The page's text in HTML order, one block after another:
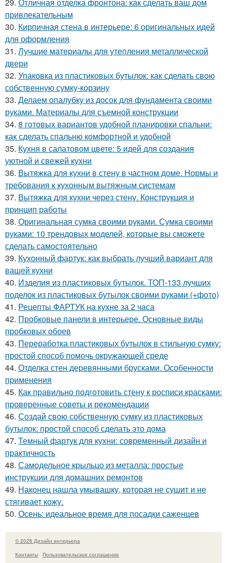
29. Отличная отделка фронтона: как сделать ваш дом
привлекательным
30. Кирпичная стена в интерьере: 6 оригинальных идей
для оформления
31. Лучшие материалы для утепления металлической
двери
32. Упаковка из пластиковых бутылок: как сделать свою
собственную сумку-корзину
33. Делаем опалубку из досок для фундамента своими
руками. Материалы для съемной конструкции
34. 8 готовых вариантов удобной планировки спальни:
как сделать спальню комфортной и удобной
35. Кухня в салатовом цвете: 5 идей для создания
уютной и свежей кухни
36. Вытяжка для кухни в стену в частном доме. Нормы и
требования к кухонным вытяжным системам
37. Вытяжка для кухни через стену. Конструкция и
принцип работы
38. Оригинальная сумка своими руками. Сумка своими
руками: 10 трендовых моделей, которые вы сможете
сделать самостоятельно
39. Кухонный фартук: как выбрать лучший вариант для
вашей кухни
40. Изделия из пластиковых бутылок. ТОП-133 лучших
поделок из пластиковых бутылок своими руками (+фото)
41. Рецепты ФАРТУК на кухне за 2 часа
42. Пробковые панели в интерьере. Основные виды
пробковых обоев
43. Переработка пластиковых бутылок в стильную сумку:
простой способ помочь окружающей среде
44. Отделка стен деревянными брусками. Особенности
применения
45. Как правильно подготовить стену к росписи красками:
проверенные советы и рекомендации
46. Создай свою собственную сумку из пластиковых
бутылок: простой способ сделать это дома
47. Темный фартук для кухни: современный дизайн и
практичность
48. Самодельное крыльцо из металла: простые
инструкции для домашних ремонтов
49. Наконец нашла умывашку, которая не сушит и не
стягивает кожу.
50. Осень: идеальное время для посадки саженцев
© 2026 Дизайн интерьера
Контакты
Пользовательское соглашение